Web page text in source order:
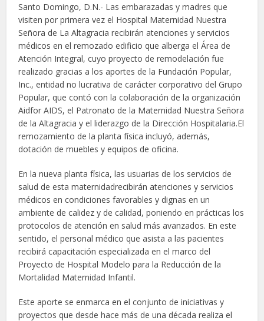
Santo Domingo, D.N.- Las embarazadas y madres que
visiten por primera vez el Hospital Maternidad Nuestra
Señora de La Altagracia recibirán atenciones y servicios
médicos en el remozado edificio que alberga el Área de
Atención Integral, cuyo proyecto de remodelación fue
realizado gracias a los aportes de la Fundación Popular,
Inc., entidad no lucrativa de carácter corporativo del Grupo
Popular, que contó con la colaboración de la organización
Aidfor AIDS, el Patronato de la Maternidad Nuestra Señora
de la Altagracia y el liderazgo de la Dirección Hospitalaria.El
remozamiento de la planta física incluyó, además,
dotación de muebles y equipos de oficina.
En la nueva planta física, las usuarias de los servicios de
salud de esta maternidadrecibirán atenciones y servicios
médicos en condiciones favorables y dignas en un
ambiente de calidez y de calidad, poniendo en prácticas los
protocolos de atención en salud más avanzados. En este
sentido, el personal médico que asista a las pacientes
recibirá capacitación especializada en el marco del
Proyecto de Hospital Modelo para la Reducción de la
Mortalidad Maternidad Infantil.
Este aporte se enmarca en el conjunto de iniciativas y
proyectos que desde hace más de una década realiza el